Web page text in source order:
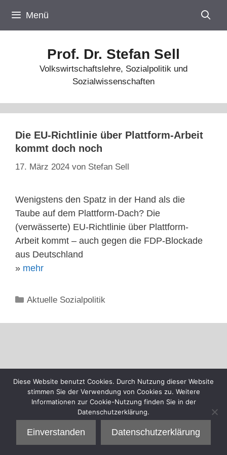
Inhalt
springen
Menü
Prof. Dr. Stefan Sell
Volkswirtschaftslehre, Sozialpolitik und
Sozialwissenschaften
Die EU-Richtlinie über Plattform-Arbeit
kommt doch noch
17. März 2024 von Stefan Sell
Wenigstens den Spatz in der Hand als die
Taube auf dem Plattform-Dach? Die
(verwässerte) EU-Richtlinie über Plattform-
Arbeit kommt – auch gegen die FDP-Blockade
aus Deutschland
» mehr
Kategorien
Aktuelle Sozialpolitik
Diese Website benutzt Cookies. Durch Nutzung dieser Website
stimmen Sie der Verwendung von Cookies zu. Weitere
Informationen zur Cookie-Nutzung finden Sie in der
Datenschutzerklärung.
Einverstanden Datenschutzerklärung